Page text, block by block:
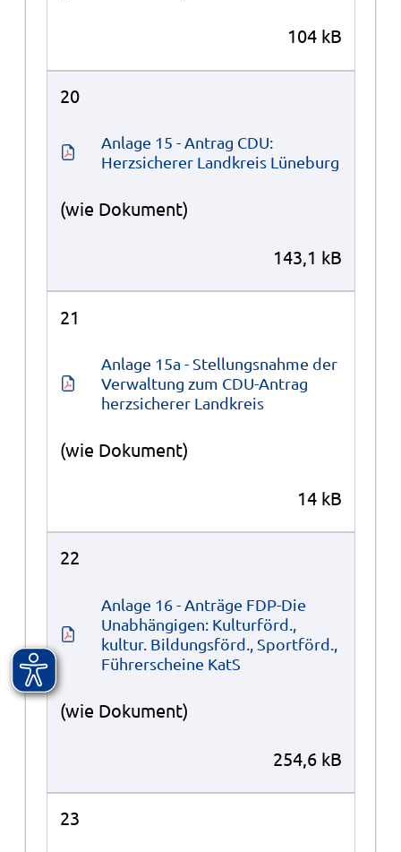
104 kB
20
Anlage 15 - Antrag CDU:
Herzsicherer Landkreis Lüneburg
(wie Dokument)
143,1 kB
21
Anlage 15a - Stellungsnahme der
Verwaltung zum CDU-Antrag
herzsicherer Landkreis
(wie Dokument)
14 kB
22
Anlage 16 - Anträge FDP-Die
Unabhängigen: Kulturförd.,
kultur. Bildungsförd., Sportförd.,
Führerscheine KatS
(wie Dokument)
254,6 kB
23